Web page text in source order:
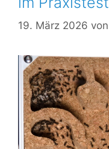
19. März 2026 von